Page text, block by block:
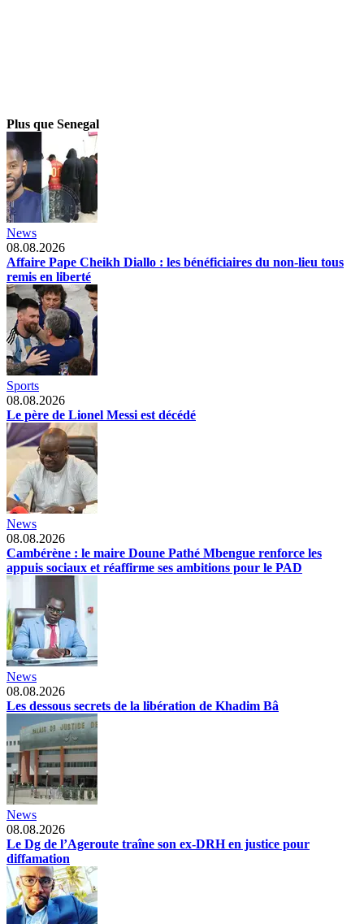
Plus que Senegal
News
08.08.2026
Affaire Pape Cheikh Diallo : les bénéficiaires du non-lieu tous
remis en liberté
Sports
08.08.2026
Le père de Lionel Messi est décédé
News
08.08.2026
Cambérène : le maire Doune Pathé Mbengue renforce les
appuis sociaux et réaffirme ses ambitions pour le PAD
News
08.08.2026
Les dessous secrets de la libération de Khadim Bâ
News
08.08.2026
Le Dg de l’Ageroute traîne son ex-DRH en justice pour
diffamation